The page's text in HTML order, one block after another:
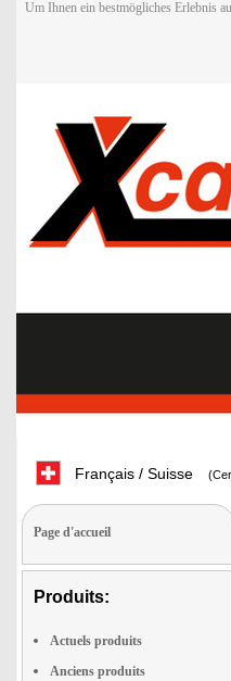
Um Ihnen ein bestmögliches Erlebnis
Français / Suisse
Page d'accueil
Produits:
Actuels produits
Anciens produits